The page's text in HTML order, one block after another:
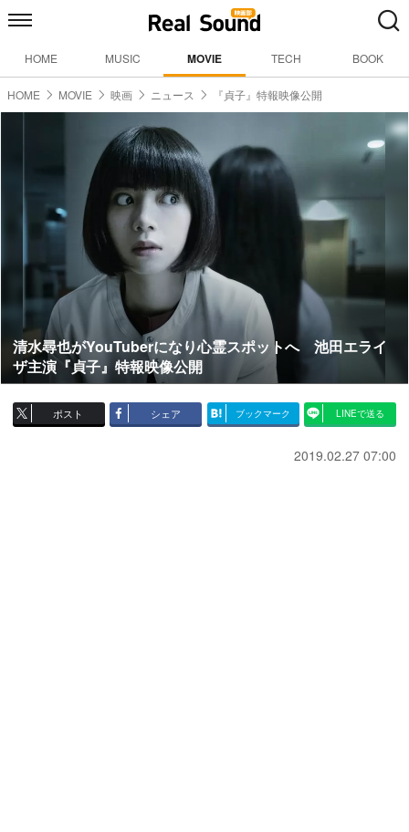
HOME MUSIC MOVIE TECH BOOK
HOME MOVIE 映画 ニュース 『貞子』特報映像公開
清水尋也がYouTuberになり心霊スポットへ 池田エライ
ザ主演『貞子』特報映像公開
ポスト シェア ブックマーク LINEで送る
2019.02.27 07:00